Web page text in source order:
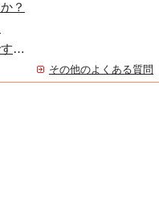
？
代金の支払いはどのような方法ですか？
その他のよくある質問